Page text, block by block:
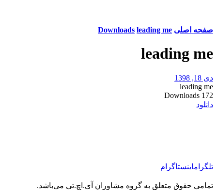
صفحه اصلی Downloads leading me
leading me
دی 18, 1398
leading me
172
دانلود
تلگراماینستاگرام
تمامی حقوق متعلق به گروه مشاوران آی.اچ.تی می‌باشد.